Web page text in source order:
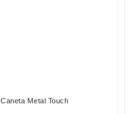
Caneta Metal Touch